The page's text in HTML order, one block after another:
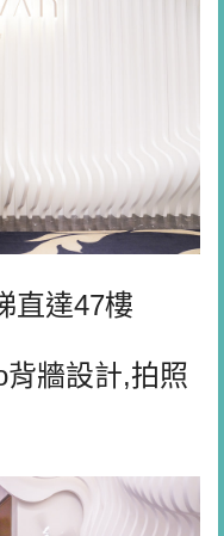
直達47樓
牆設計,拍照